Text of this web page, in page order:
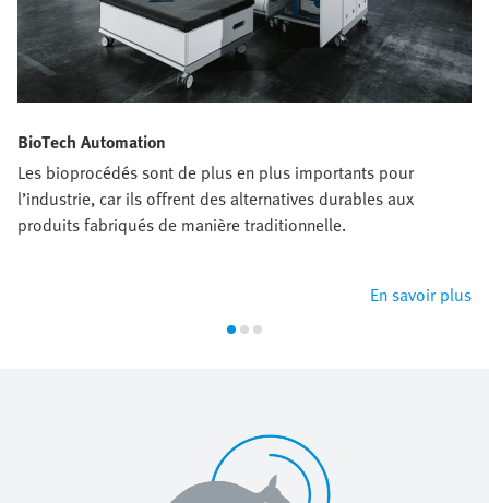
BioTech Automation
Les bioprocédés sont de plus en plus importants pour
l’industrie, car ils offrent des alternatives durables aux
produits fabriqués de manière traditionnelle.
En savoir plus